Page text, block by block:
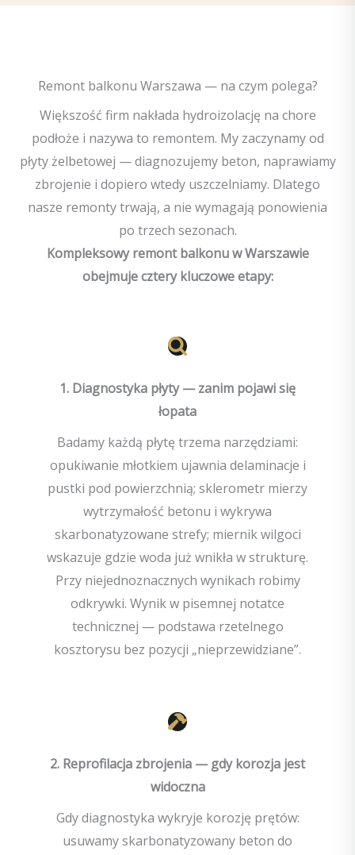
Remont balkonu Warszawa — na czym polega?
Większość firm nakłada hydroizolację na chore
podłoże i nazywa to remontem. My zaczynamy od
płyty żelbetowej — diagnozujemy beton, naprawiamy
zbrojenie i dopiero wtedy uszczelniamy. Dlatego
nasze remonty trwają, a nie wymagają ponowienia
po trzech sezonach.
Kompleksowy remont balkonu w Warszawie
obejmuje cztery kluczowe etapy:
1. Diagnostyka płyty — zanim pojawi się
łopata
Badamy każdą płytę trzema narzędziami:
opukiwanie młotkiem ujawnia delaminacje i
pustki pod powierzchnią; sklerometr mierzy
wytrzymałość betonu i wykrywa
skarbonatyzowane strefy; miernik wilgoci
wskazuje gdzie woda już wnikła w strukturę.
Przy niejednoznacznych wynikach robimy
odkrywki. Wynik w pisemnej notatce
technicznej — podstawa rzetelnego
kosztorysu bez pozycji „nieprzewidziane”.
2. Reprofilacja zbrojenia — gdy korozja jest
widoczna
Gdy diagnostyka wykryje korozję prętów:
usuwamy skarbonatyzowany beton do